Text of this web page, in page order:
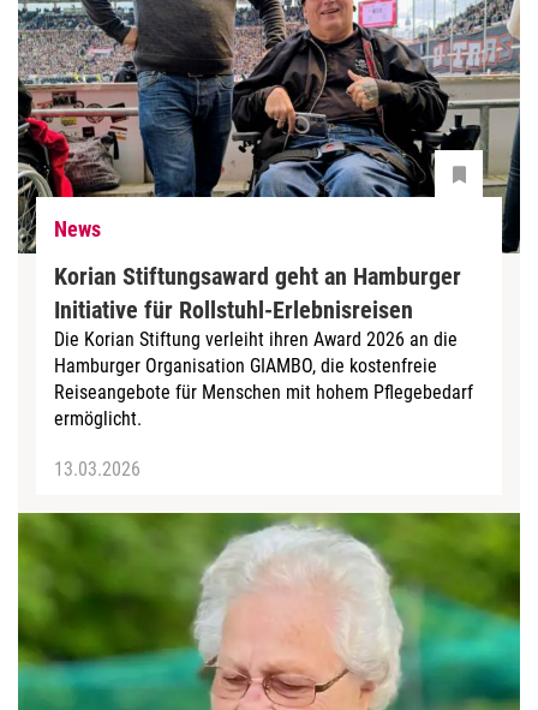
News
Korian Stiftungsaward geht an Hamburger
Initiative für Rollstuhl-Erlebnisreisen
Die Korian Stiftung verleiht ihren Award 2026 an die
Hamburger Organisation GIAMBO, die kostenfreie
Reiseangebote für Menschen mit hohem Pflegebedarf
ermöglicht.
13.03.2026